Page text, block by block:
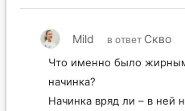
Mild в ответ Скво
Что именно было
начинка?
Начинка вряд ли – в ней